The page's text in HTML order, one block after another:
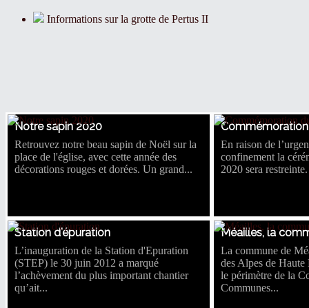
Informations sur la grotte de Pertus II
Notre sapin 2020
Retrouvez notre beau sapin de Noël sur la
place de l'église, avec cette année des
décorations rouges et dorées. Un grand...
Commémoration
En raison de
confinement la
2020 sera
Station d'épuration
L’inauguration de la Station d'Epuration
(STEP) le 30 juin 2012 a marqué
l’achèvement du plus important chantier
qu’ait...
Méailles, la
La commune de
des Alpes de Haute
le périmètre de la
Communes...